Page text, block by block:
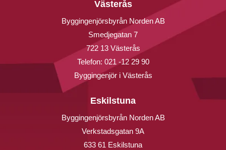
Västerås
Byggingenjörsbyrån Norden AB
Smedjegatan 7
722 13 Västerås
Telefon: 021 -12 29 90
Byggingenjör i Västerås
Eskilstuna
Byggingenjörsbyrån Norden AB
Verkstadsgatan 9A
633 61 Eskilstuna